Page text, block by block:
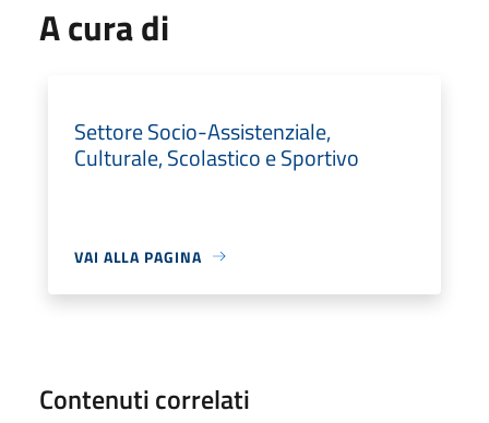
A cura di
Settore Socio-Assistenziale,
Culturale, Scolastico e Sportivo
VAI ALLA PAGINA
Contenuti correlati